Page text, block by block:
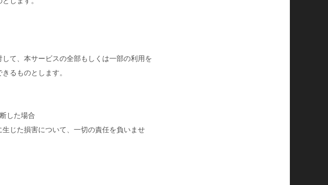
て、本サービスの全部もしくは一部の利用を
るものとします。
した場合
じた損害について、一切の責任を負いませ